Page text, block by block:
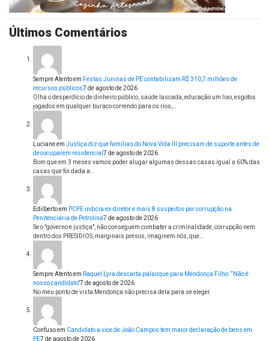
Últimos Comentários
Sempre Atentoem Festas Juninas de PE contabilizam R$ 310,7 milhões de
recursos públicos7 de agosto de 2026
Olha o desperdício de dinheiro público, saúde lascada, educação um lixo, esgotos
jogados em qualquer buraco correndo para os rios,…
Lucianeem Justiça diz que famílias do Nova Vida III precisam de suporte antes de
desocuparem residencial 7 de agosto de 2026
Bom que em 3 meses vamos poder alugar algumas dessas casas igual a 60% das
casas que foi dada a…
Edilbertoem PCPE indicia ex-diretor e mais 8 suspeitos por corrupção na
Penitenciária de Petrolina7 de agosto de 2026
Se o "governo e justiça", não conseguem combater a criminalidade, corrupção nem
dentro dos PRESIDIOS, marginais presos, imaginem nós, que…
Sempre Atentoem Raquel Lyra descarta palanque para Mendonça Filho: “Não é
nosso candidato”7 de agosto de 2026
No meu ponto de vista Mendonça não precisa dela para se eleger.
Confusoem Candidato a vice de João Campos tem maior declaração de bens em
PE7 de agosto de 2026